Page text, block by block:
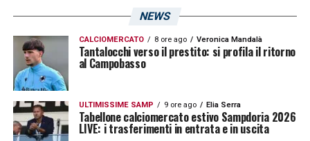
NEWS
CALCIOMERCATO 8 ore ago Veronica Mandalà
Tantalocchi verso il prestito: si profila il ritorno
al Campobasso
ULTIMISSIME SAMP 9 ore ago Elia Serra
Tabellone calciomercato estivo Sampdoria 2026
LIVE: i trasferimenti in entrata e in uscita